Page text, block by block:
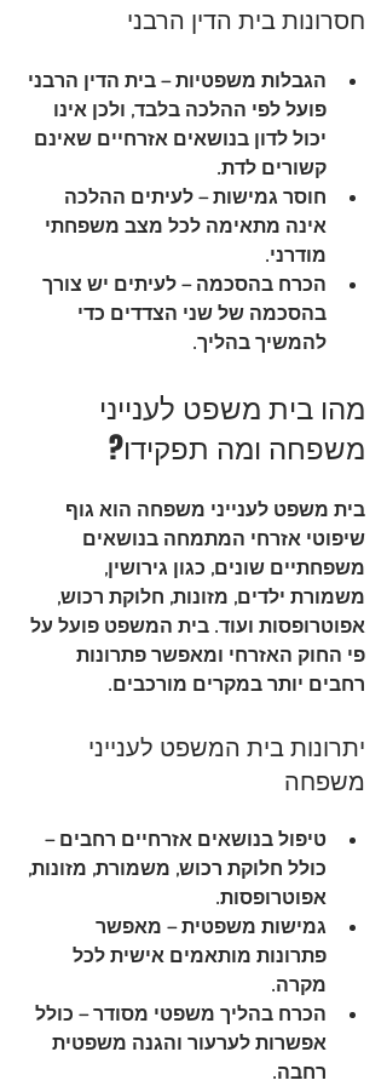
חסרונות בית הדין הרבני
הגבלות משפטיות – בית הדין הרבני
פועל לפי ההלכה בלבד, ולכן אינו
יכול לדון בנושאים אזרחיים שאינם
קשורים לדת.
חוסר גמישות – לעיתים ההלכה
אינה מתאימה לכל מצב משפחתי
מודרני.
הכרח בהסכמה – לעיתים יש צורך
בהסכמה של שני הצדדים כדי
להמשיך בהליך.
מהו בית משפט לענייני
משפחה ומה תפקידו?
בית משפט לענייני משפחה הוא גוף
שיפוטי אזרחי המתמחה בנושאים
משפחתיים שונים, כגון גירושין,
משמורת ילדים, מזונות, חלוקת רכוש,
אפוטרופסות ועוד. בית המשפט פועל על
פי החוק האזרחי ומאפשר פתרונות
רחבים יותר במקרים מורכבים.
יתרונות בית המשפט לענייני
משפחה
טיפול בנושאים אזרחיים רחבים –
כולל חלוקת רכוש, משמורת, מזונות,
אפוטרופסות.
גמישות משפטית – מאפשר
פתרונות מותאמים אישית לכל
מקרה.
הכרח בהליך משפטי מסודר – כולל
אפשרות לערעור והגנה משפטית
רחבה.